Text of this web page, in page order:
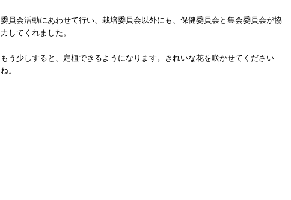
委員会活動にあわせて行い、栽培委員会以外にも、保健委員会と集会委員会が協
力してくれました。
もう少しすると、定植できるようになります。きれいな花を咲かせてください
ね。